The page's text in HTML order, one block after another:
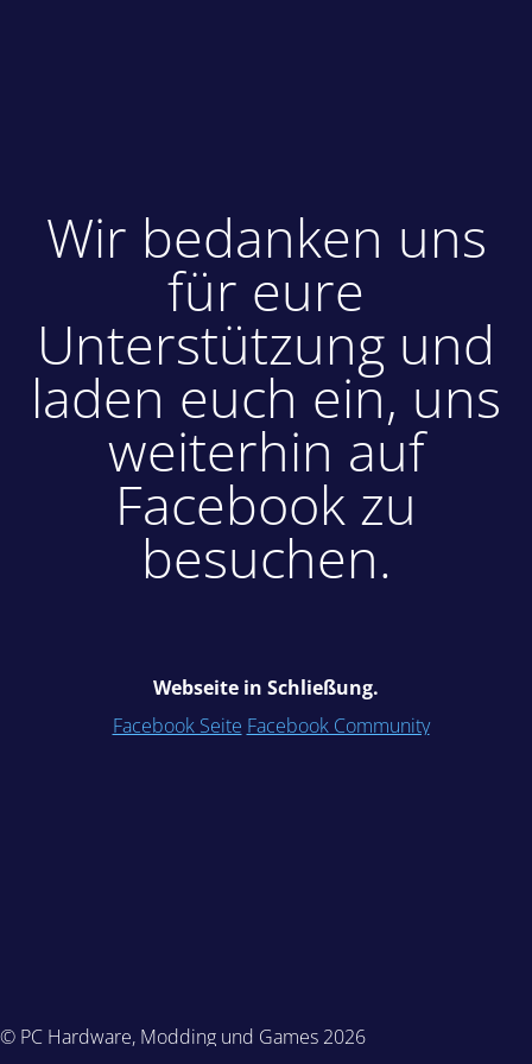
Wir bedanken uns
für eure
Unterstützung und
laden euch ein, uns
weiterhin auf
Facebook zu
besuchen.
Webseite in Schließung.
Facebook Seite Facebook Community
© PC Hardware, Modding und Games 2026